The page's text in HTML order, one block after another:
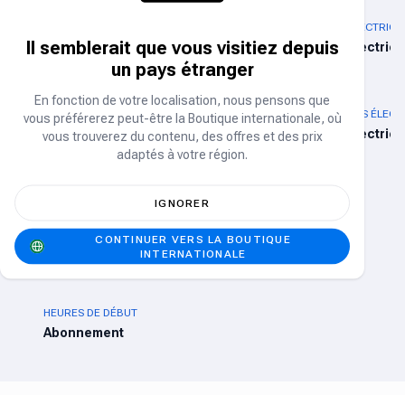
Électricité Électricité
ÉLECTRICITÉ DE KADUNA
Électricité
ÉLECTRICITÉ D'ENUGU
Électricité
JOS
DSTV
Abonnement
GOTV
Abonnement
HEURES DE DÉBUT
Abonnement
Il semblerait que vous visitiez depuis
un pays étranger
En fonction de votre localisation, nous pensons que
vous préférerez peut-être la Boutique internationale, où
vous trouverez du contenu, des offres et des prix
adaptés à votre région.
IGNORER
CONTINUER VERS LA BOUTIQUE
INTERNATIONALE